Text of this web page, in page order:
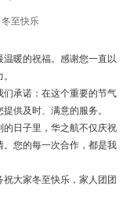
冬至快乐
暖的祝福。感谢您一直以
承诺：在这个重要的节气
供及时、满意的服务。
日子里，华之航不仅庆祝
您的每一次合作，都是我
大家冬至快乐，家人团团